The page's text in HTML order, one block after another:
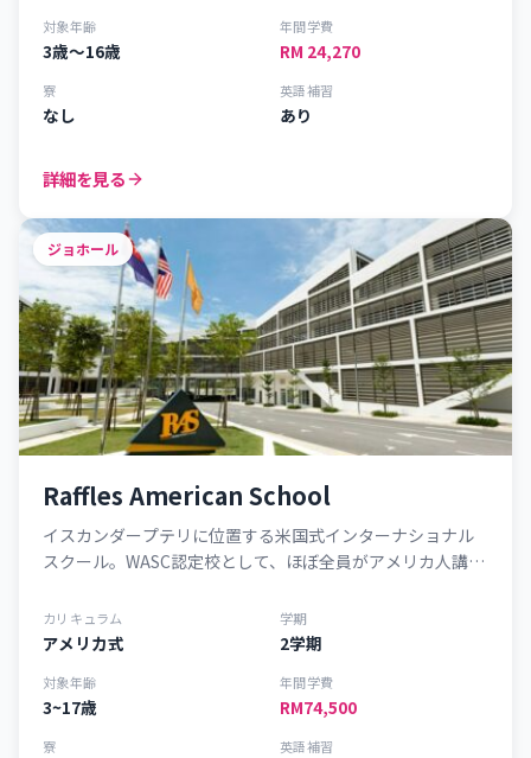
入れています。
対象年齢
3歳～16歳
年間学費
RM 24,270
寮
なし
英語補習
あり
詳細を見る
ジョホール
Raffles American School
イスカンダープテリに位置する米国式インターナショナル
スクール。WASC認定校として、ほぼ全員がアメリカ人講師
カリキュラム
アメリカ式
学期
2学期
対象年齢
3~17歳
年間学費
RM74,500
寮 英語補習